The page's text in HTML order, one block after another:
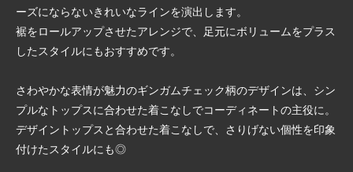
ーズにならないきれいなラインを演出します。
裾をロールアップさせたアレンジで、足元にボリュームをプラス
したスタイルにもおすすめです。
さわやかな表情が魅力のギンガムチェック柄のデザインは、シン
プルなトップスに合わせた着こなしでコーディネートの主役に。
デザイントップスと合わせた着こなしで、さりげない個性を印象
付けたスタイルにも◎